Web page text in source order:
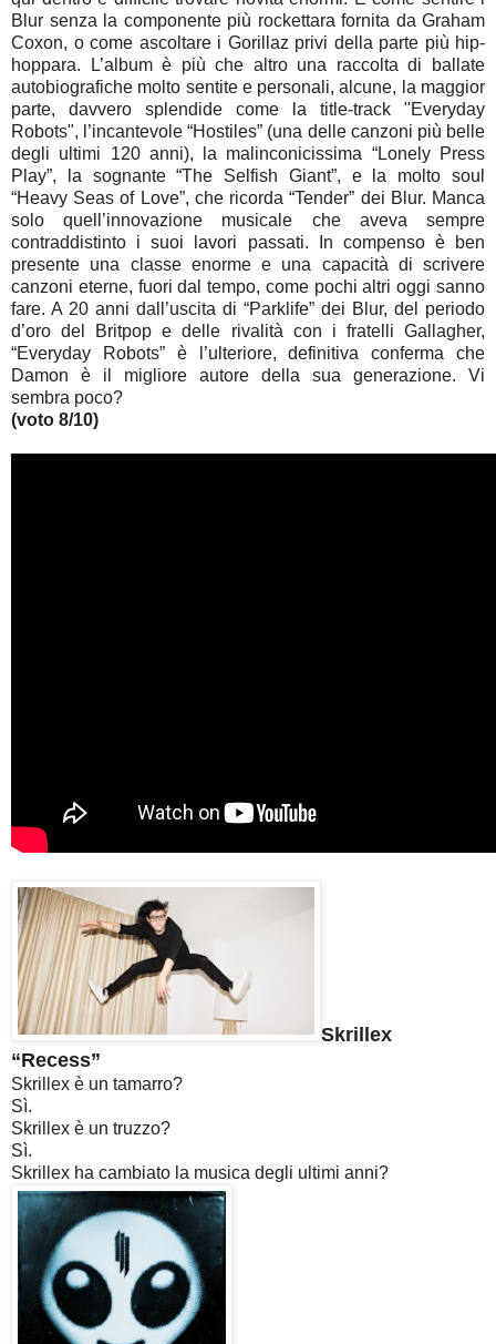
Blur senza la componente più rockettara fornita da Graham
Coxon, o come ascoltare i Gorillaz privi della parte più hip-
hoppara. L’album è più che altro una raccolta di ballate
autobiografiche molto sentite e personali, alcune, la maggior
parte, davvero splendide come la title-track "Everyday
Robots", l’incantevole “Hostiles” (una delle canzoni più belle
degli ultimi 120 anni), la malinconicissima “Lonely Press
Play”, la sognante “The Selfish Giant”, e la molto soul
“Heavy Seas of Love”, che ricorda “Tender” dei Blur. Manca
solo quell’innovazione musicale che aveva sempre
contraddistinto i suoi lavori passati. In compenso è ben
presente una classe enorme e una capacità di scrivere
canzoni eterne, fuori dal tempo, come pochi altri oggi sanno
fare. A 20 anni dall’uscita di “Parklife” dei Blur, del periodo
d’oro del Britpop e delle rivalità con i fratelli Gallagher,
“Everyday Robots” è l’ulteriore, definitiva conferma che
Damon è il migliore autore della sua generazione. Vi
sembra poco?
(voto 8/10)
Skrillex
“Recess”
Skrillex è un tamarro?
Sì.
Skrillex è un truzzo?
Sì.
Skrillex ha cambiato la musica degli ultimi anni?